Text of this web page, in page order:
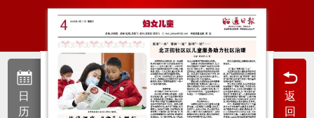
日
历
返
回